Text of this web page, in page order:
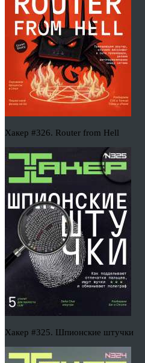
Хакер #326. Router from Hell
Хакер #325. Шпионские штучки